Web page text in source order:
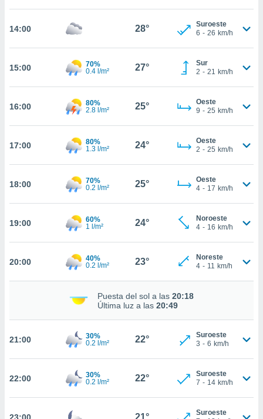
ni para
no
web a
similares
como
IP
en
a lo que
su
datos
14:00 28°
Suroeste
6 - 26 km/h
15:00
70%
0.4 l/m²
27°
Sur
2 - 21 km/h
16:00
80%
2.8 l/m²
25°
Oeste
9 - 25 km/h
17:00
80%
1.3 l/m²
24°
Oeste
2 - 25 km/h
18:00
70%
0.2 l/m²
25°
Oeste
4 - 17 km/h
19:00
60%
1 l/m²
24°
Noroeste
4 - 16 km/h
20:00
40%
0.2 l/m²
23°
Noreste
4 - 11 km/h
Puesta del sol a las 20:18
Última luz a las 20:49
21:00
30%
0.2 l/m²
22°
Suroeste
3 - 6 km/h
22:00
30%
0.2 l/m²
22°
Suroeste
7 - 14 km/h
23:00 21°
Suroeste